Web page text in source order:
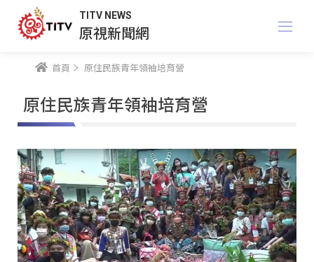
TITV NEWS
原視新聞網
首頁 原住民族青年領袖培育營
原住民族青年領袖培育營